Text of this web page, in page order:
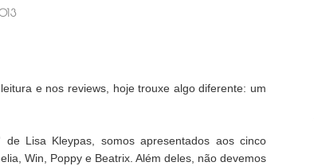
e nos reviews, hoje trouxe algo diferente: um
de Lisa Kleypas, somos apresentados aos cinco
Win, Poppy e Beatrix. Além deles, não devemos